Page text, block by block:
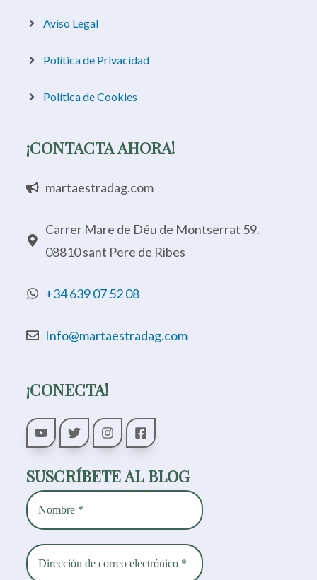
Aviso Legal
Política de Privacidad
Política de Cookies
¡CONTACTA AHORA!
martaestradag.com
Carrer Mare de Déu de Montserrat 59.
08810 sant Pere de Ribes
+34 639 07 52 08
Info@martaestradag.com
¡CONECTA!
SUSCRÍBETE AL BLOG